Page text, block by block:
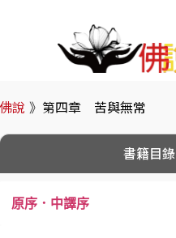
佛說 》 第四章 苦與無常
書籍目錄
原序．中譯序